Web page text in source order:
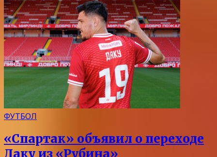
ФУТБОЛ
«Спартак» объявил о переходе
Даку из «Рубина»